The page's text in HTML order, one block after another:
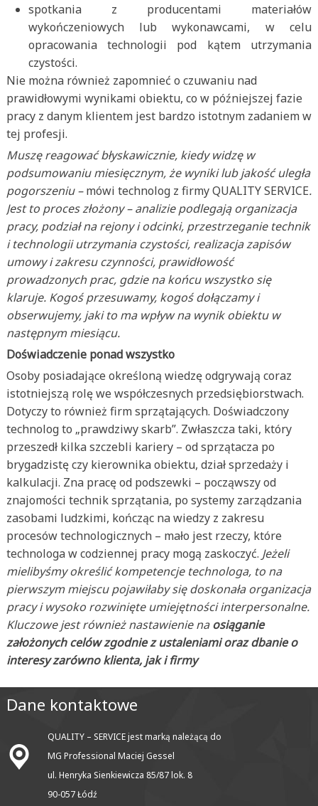
spotkania z producentami materiałów
wykończeniowych lub wykonawcami, w celu
opracowania technologii pod kątem utrzymania
czystości.
Nie można również zapomnieć o czuwaniu nad
prawidłowymi wynikami obiektu, co w późniejszej fazie
pracy z danym klientem jest bardzo istotnym zadaniem w
tej profesji.
Muszę reagować błyskawicznie, kiedy widzę w
podsumowaniu miesięcznym, że wyniki lub jakość uległa
pogorszeniu –mówi technolog z firmy QUALITY SERVICE.
Jest to proces złożony – analizie podlegają organizacja
pracy, podział na rejony i odcinki, przestrzeganie technik
i technologii utrzymania czystości, realizacja zapisów
umowy i zakresu czynności, prawidłowość
prowadzonych prac, gdzie na końcu wszystko się
klaruje. Kogoś przesuwamy, kogoś dołączamy i
obserwujemy, jaki to ma wpływ na wynik obiektu w
następnym miesiącu.
Doświadczenie ponad wszystko
Osoby posiadające określoną wiedzę odgrywają coraz
istotniejszą rolę we współczesnych przedsiębiorstwach.
Dotyczy to również firm sprzątających. Doświadczony
technolog to „prawdziwy skarb”. Zwłaszcza taki, który
przeszedł kilka szczebli kariery – od sprzątacza po
brygadzistę czy kierownika obiektu, dział sprzedaży i
kalkulacji. Zna pracę od podszewki – począwszy od
znajomości technik sprzątania, po systemy zarządzania
zasobami ludzkimi, kończąc na wiedzy z zakresu
procesów technologicznych – mało jest rzeczy, które
technologa w codziennej pracy mogą zaskoczyć. Jeżeli
mielibyśmy określić kompetencje technologa, to na
pierwszym miejscu pojawiłaby się doskonała organizacja
pracy i wysoko rozwinięte umiejętności interpersonalne.
Kluczowe jest również nastawienie naosiąganie
założonych celów zgodnie z ustaleniami oraz dbanie o
interesy zarówno klienta, jak i firmy
Dane kontaktowe
QUALITY – SERVICE jest marką należącą do
MG Professional Maciej Gessel
ul. Henryka Sienkiewicza 85/87 lok. 8
90-057 Łódź